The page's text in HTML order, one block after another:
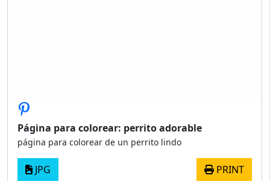
Página para colorear: perrito adorable
página para colorear de un perrito lindo
JPG PRINT